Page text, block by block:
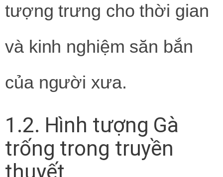
tượng trưng cho thời gian
và kinh nghiệm săn bắn
của người xưa.
1.2. Hình tượng Gà
trống trong truyền
thuyết